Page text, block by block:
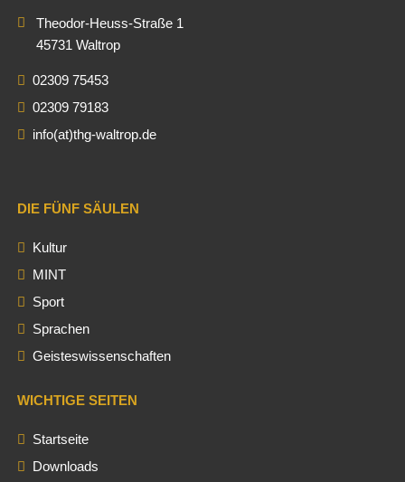
Theodor-Heuss-Straße 1
45731 Waltrop
02309 75453
02309 79183
info(at)thg-waltrop.de
DIE FÜNF SÄULEN
Kultur
MINT
Sport
Sprachen
Geisteswissenschaften
WICHTIGE SEITEN
Startseite
Downloads